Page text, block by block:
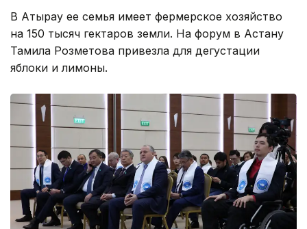
В Атырау ее семья имеет фермерское хозяйство
на 150 тысяч гектаров земли. На форум в Астану
Тамила Розметова привезла для дегустации
яблоки и лимоны.